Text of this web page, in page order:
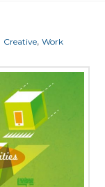
Creative, Work